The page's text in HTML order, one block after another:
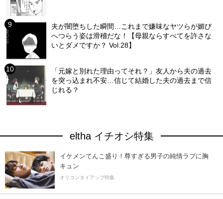
夫が闇堕ちした瞬間…これまで嫌味なヤツらが媚び
へつらう姿は滑稽だな！【母親ならすべてを許さな
いとダメですか？ Vol.28】
「元嫁と別れた理由ってそれ？」友人から夫の過去
を突っ込まれ不安…信じて結婚した夫の過去まで信
じれる？
eltha イチオシ特集
イケメンてんこ盛り！尊すぎる男子の純情ラブに胸
キュン
オリコンタイアップ特集